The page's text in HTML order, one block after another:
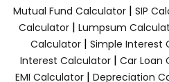
Mutual Fund Calculator | SIP
Calculator | Lumpsum
Calculator| Simple Interest
Interest Calculator| Car Loan
EMI Calculator| Depreciation